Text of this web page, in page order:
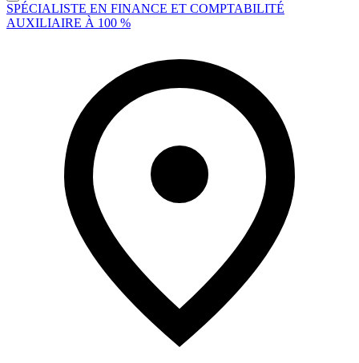
SPÉCIALISTE EN FINANCE ET COMPTABILITÉ
AUXILIAIRE À 100 %